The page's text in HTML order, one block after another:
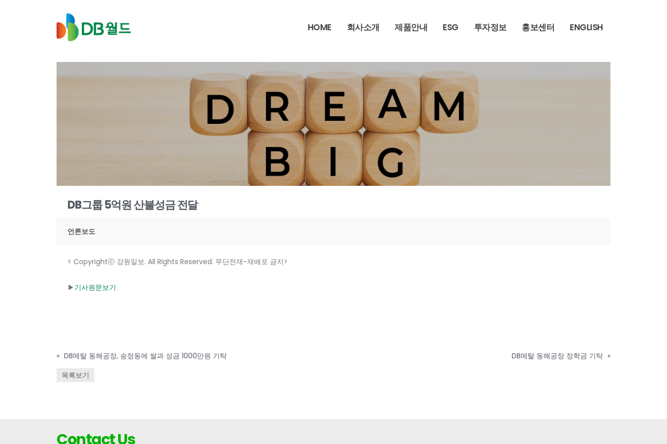
HOME 회사소개 제품안내 ESG 투자정보 홍보센터 ENGLISH
DB그룹 5억원 산불성금 전달
언론보도
< Copyrightⓒ 강원일보. All RIghts Reserved. 무단전재-재배포 금지>
▶ 기사원문보기
« DB메탈 동해공장, 송정동에 쌀과 성금 1000만원 기탁 DB메탈 동해공장 장학금 기탁 »
목록보기
Contact Us